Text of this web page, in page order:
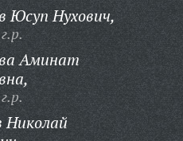
Юсуп Нухович,
Аминат
Николай